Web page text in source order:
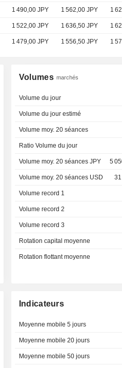
1 490,00 JPY 1 562,00 JPY 1
1 522,00 JPY 1 636,50 JPY 1
1 479,00 JPY 1 556,50 JPY 1
Volumes marchés
Volume du jour
Volume du jour estimé
Volume moy. 20 séances
Ratio Volume du jour
Volume moy. 20 séances JPY 5
Volume moy. 20 séances USD
Volume record 1
Volume record 2
Volume record 3
Rotation capital moyenne
Rotation flottant moyenne
Indicateurs
Moyenne mobile 5 jours
Moyenne mobile 20 jours
Moyenne mobile 50 jours